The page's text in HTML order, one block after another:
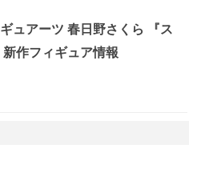
ュアーツ 春日野さくら 『ス
新作フィギュア情報